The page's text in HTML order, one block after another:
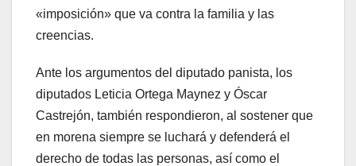
«imposición» que va contra la familia y las
creencias.
Ante los argumentos del diputado panista, los
diputados Leticia Ortega Maynez y Óscar
Castrejón, también respondieron, al sostener que
en morena siempre se luchará y defenderá el
derecho de todas las personas, así como el